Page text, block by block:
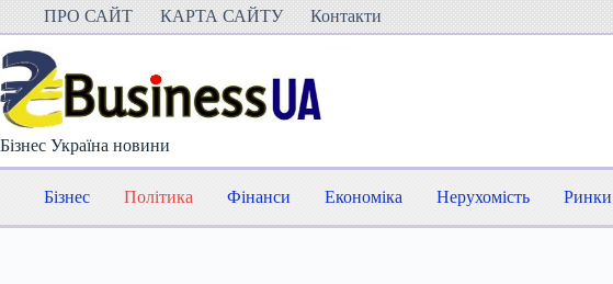
Перейти
вмісту
ПРО САЙТ КАРТА САЙТУ Контакти
Бізнес Україна новини
Бізнес Політика Фінанси Економіка Нерухомість Ринки